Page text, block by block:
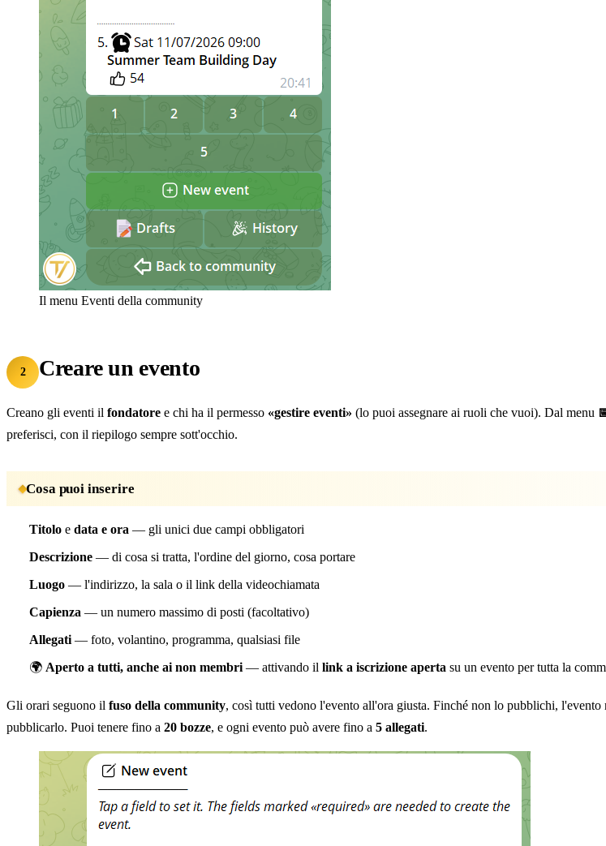
Il menu Eventi della community
2 Creare un evento
Creano gli eventi il fondatore e chi ha il permesso «gestire eventi» (lo puoi assegnare ai ruoli che vuoi). Dal menu
preferisci, con il riepilogo sempre sott'occhio.
Cosa puoi inserire
Titolo e data e ora — gli unici due campi obbligatori
Descrizione — di cosa si tratta, l'ordine del giorno, cosa portare
Luogo — l'indirizzo, la sala o il link della videochiamata
Capienza — un numero massimo di posti (facoltativo)
Allegati — foto, volantino, programma, qualsiasi file
🌍 Aperto a tutti, anche ai non membri — attivando il link a iscrizione aperta su un evento per tutta la
Gli orari seguono il fuso della community, così tutti vedono l'evento all'ora giusta. Finché non lo pubblichi, l'evento
pubblicarlo. Puoi tenere fino a 20 bozze, e ogni evento può avere fino a 5 allegati.